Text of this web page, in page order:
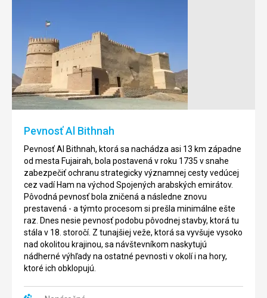
Pevnosť Al Bithnah
Pevnosť Al Bithnah, ktorá sa nachádza asi 13 km západne
od mesta Fujairah, bola postavená v roku 1735 v snahe
zabezpečiť ochranu strategicky významnej cesty vedúcej
cez vadí Ham na východ Spojených arabských emirátov.
Pôvodná pevnosť bola zničená a následne znovu
prestavená - a týmto procesom si prešla minimálne ešte
raz. Dnes nesie pevnosť podobu pôvodnej stavby, ktorá tu
stála v 18. storočí. Z tunajšiej veže, ktorá sa vyvšuje vysoko
nad okolitou krajinou, sa návštevníkom naskytujú
nádherné výhľady na ostatné pevnosti v okolí i na hory,
ktoré ich obklopujú.